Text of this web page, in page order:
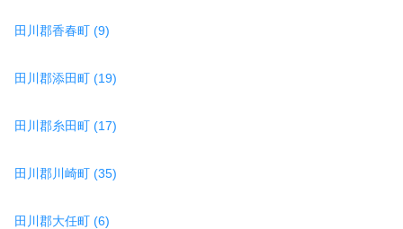
田川郡香春町 (9)
田川郡添田町 (19)
田川郡糸田町 (17)
田川郡川崎町 (35)
田川郡大任町 (6)